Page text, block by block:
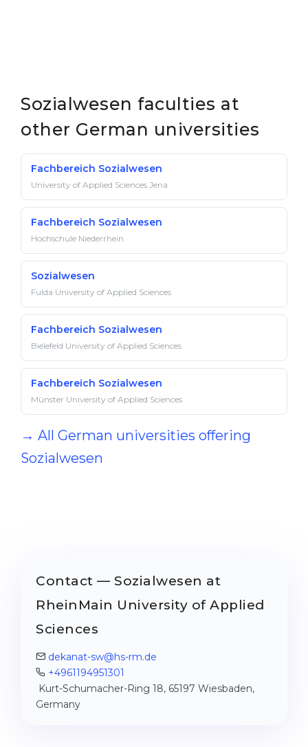
Sozialwesen faculties at
other German universities
Fachbereich Sozialwesen
University of Applied Sciences Jena
Fachbereich Sozialwesen
Hochschule Niederrhein
Sozialwesen
Fulda University of Applied Sciences
Fachbereich Sozialwesen
Bielefeld University of Applied Sciences
Fachbereich Sozialwesen
Münster University of Applied Sciences
→ All German universities offering
Sozialwesen
Contact — Sozialwesen at
RheinMain University of Applied
Sciences
dekanat-sw@hs-rm.de
+4961194951301
Kurt-Schumacher-Ring 18, 65197 Wiesbaden,
Germany